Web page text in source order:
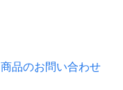
商品のお問い合わせ